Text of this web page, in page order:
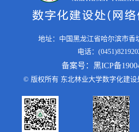
地址：中国黑龙江省哈尔滨市香
电话：
备案号：黑ICP备
© 版权所有 东北林业大学数字化建设